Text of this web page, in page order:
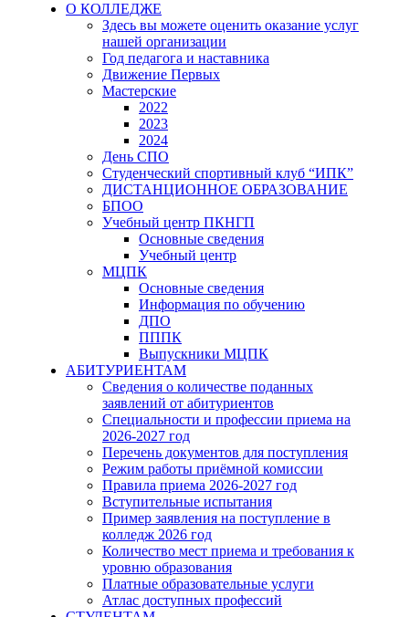
О КОЛЛЕДЖЕ
Здесь вы можете оценить оказание услуг
нашей организации
Год педагога и наставника
Движение Первых
Мастерские
2022
2023
2024
День СПО
Студенческий спортивный клуб “ИПК”
ДИСТАНЦИОННОЕ ОБРАЗОВАНИЕ
БПОО
Учебный центр ПКНГП
Основные сведения
Учебный центр
МЦПК
Основные сведения
Информация по обучению
ДПО
ПППК
Выпускники МЦПК
АБИТУРИЕНТАМ
Сведения о количестве поданных
заявлений от абитуриентов
Специальности и профессии приема на
2026-2027 год
Перечень документов для поступления
Режим работы приёмной комиссии
Правила приема 2026-2027 год
Вступительные испытания
Пример заявления на поступление в
колледж 2026 год
Количество мест приема и требования к
уровню образования
Платные образовательные услуги
Атлас доступных профессий